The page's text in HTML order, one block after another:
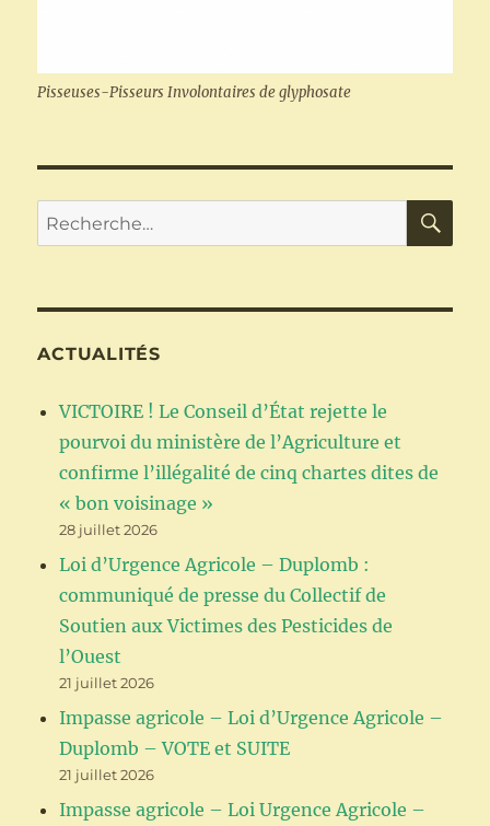
Pisseuses-Pisseurs Involontaires de glyphosate
Recherche
pour :
ACTUALITÉS
VICTOIRE ! Le Conseil d’État rejette le
pourvoi du ministère de l’Agriculture et
confirme l’illégalité de cinq chartes dites de
« bon voisinage »
28 juillet 2026
Loi d’Urgence Agricole – Duplomb :
communiqué de presse du Collectif de
Soutien aux Victimes des Pesticides de
l’Ouest
21 juillet 2026
Impasse agricole – Loi d’Urgence Agricole –
Duplomb – VOTE et SUITE
21 juillet 2026
Impasse agricole – Loi Urgence Agricole –